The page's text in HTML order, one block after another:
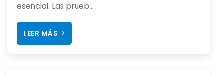
esencial. Las prueb...
LEER MÁS